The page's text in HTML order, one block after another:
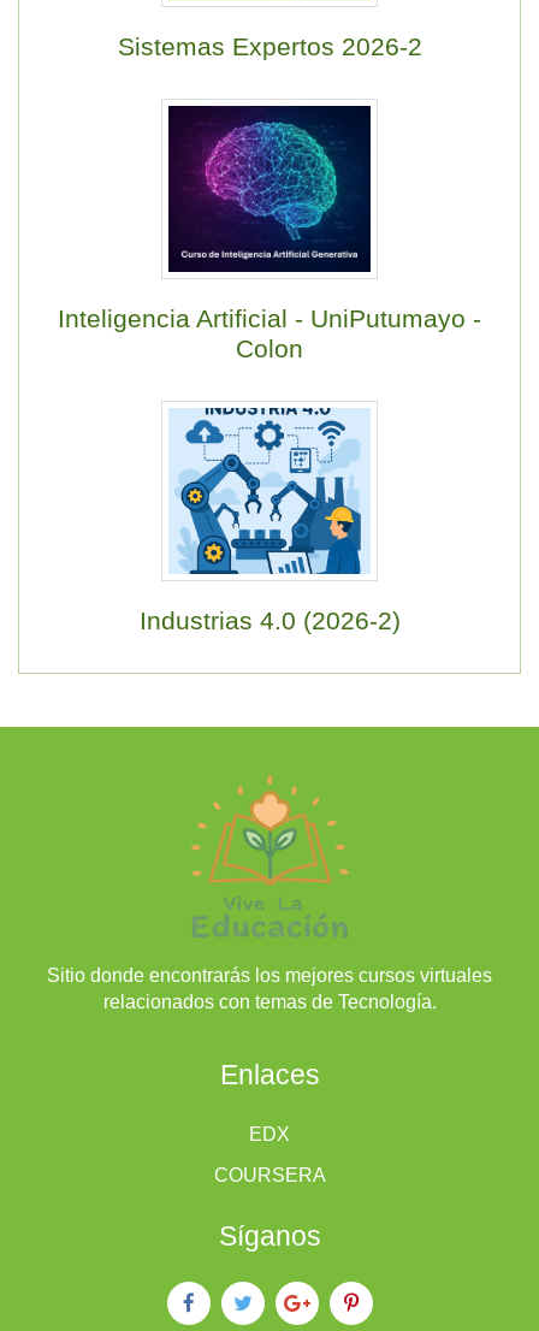
Sistemas Expertos 2026-2
Inteligencia Artificial - UniPutumayo -
Colon
Industrias 4.0 (2026-2)
Sitio donde encontrarás los mejores cursos virtuales
relacionados con temas de Tecnología.
Enlaces
EDX
COURSERA
Síganos